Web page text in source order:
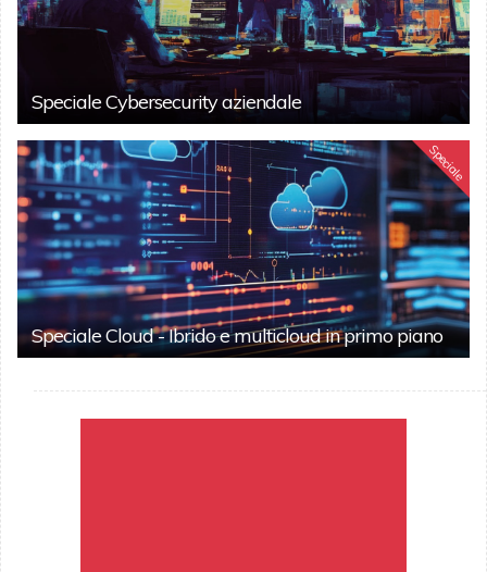
Speciale Cybersecurity aziendale
Speciale
Speciale Cloud - Ibrido e multicloud in primo piano